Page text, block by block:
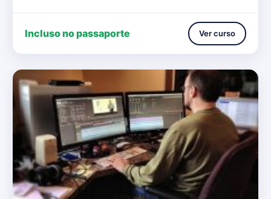
Incluso no passaporte Ver curso